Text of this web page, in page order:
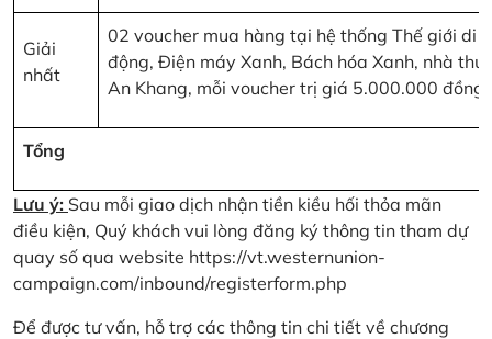
Giải
nhất
02 voucher mua hàng tại hệ thống Thế giới di
động, Điện máy Xanh, Bách hóa Xanh, nhà
An Khang, mỗi voucher trị giá 5.000.000 đồng
Tổng
Lưu ý: Sau mỗi giao dịch nhận tiền kiều hối thỏa mãn
điều kiện, Quý khách vui lòng đăng ký thông tin tham dự
quay số qua website https://vt.westernunion-
campaign.com/inbound/registerform.php
Để được tư vấn, hỗ trợ các thông tin chi tiết về chương